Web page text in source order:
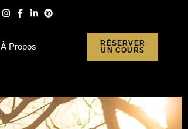
À Propos
RÉSERVER
UN COURS